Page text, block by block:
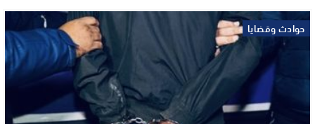
حوادث وقضايا